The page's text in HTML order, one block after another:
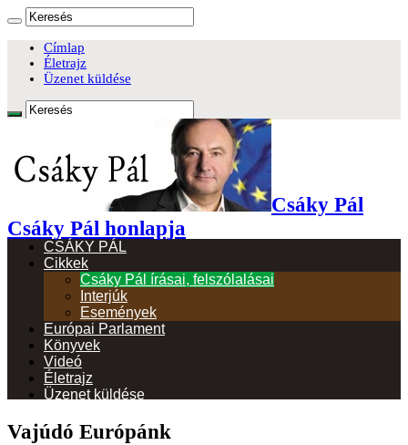
Címlap
Életrajz
Üzenet küldése
Csáky Pál
Csáky Pál honlapja
CSÁKY PÁL
Cikkek
Csáky Pál írásai, felszólalásai
Interjúk
Események
Európai Parlament
Könyvek
Videó
Életrajz
Üzenet küldése
Vajúdó Európánk